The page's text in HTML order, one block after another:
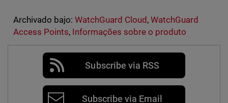
Archivado bajo: WatchGuard Cloud,WatchGuard
Access Points, Informações sobre o produto
Subscribe via RSS
Subscribe via Email